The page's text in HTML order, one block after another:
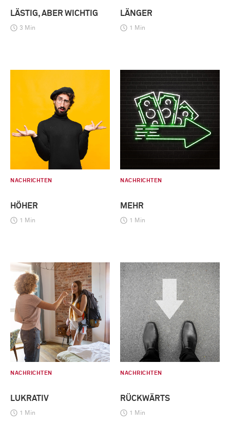
LÄSTIG, ABER WICHTIG
3 Min
LÄNGER
1 Min
NACHRICHTEN
HÖHER
1 Min
NACHRICHTEN
MEHR
1 Min
NACHRICHTEN
LUKRATIV
1 Min
NACHRICHTEN
RÜCKWÄRTS
1 Min